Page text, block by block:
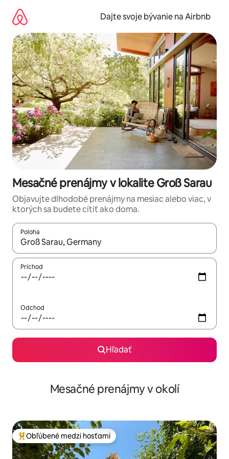
obsah.
Dajte svoje bývanie na Airbnb
Mesačné prenájmy v lokalite Groß Sarau
Objavujte dlhodobé prenájmy na mesiac alebo viac, v
ktorých sa budete cítiť ako doma.
Poloha
Keď budú výsledky k dispozícii, môžete si ich prechádzať
Príchod
Odchod
Hľadať
Mesačné prenájmy v okolí
Najobľúbenejšie medzi hosťami
Obľúbené medzi hosťami